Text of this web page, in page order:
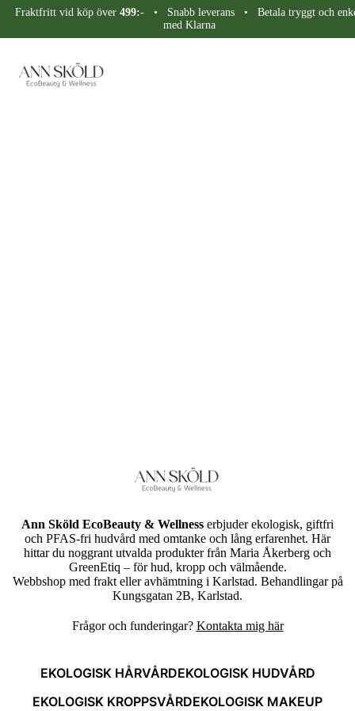
Fraktfritt vid köp över 499:-• Snabb leverans • Betala tryggt och
med Klarna
Ann Sköld EcoBeauty & Wellness erbjuder ekologisk, giftfri
och PFAS-fri hudvård med omtanke och lång erfarenhet. Här
hittar du noggrant utvalda produkter från Maria Åkerberg och
GreenEtiq – för hud, kropp och välmående.
Webbshop med frakt eller avhämtning i Karlstad. Behandlingar på
Kungsgatan 2B, Karlstad.
Frågor och funderingar? Kontakta mig här
EKOLOGISK HÅRVÅRDEKOLOGISK HUDVÅRD
EKOLOGISK KROPPSVÅRDEKOLOGISK MAKEUP